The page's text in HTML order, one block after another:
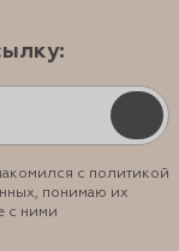
с политикой
понимаю их
с ними